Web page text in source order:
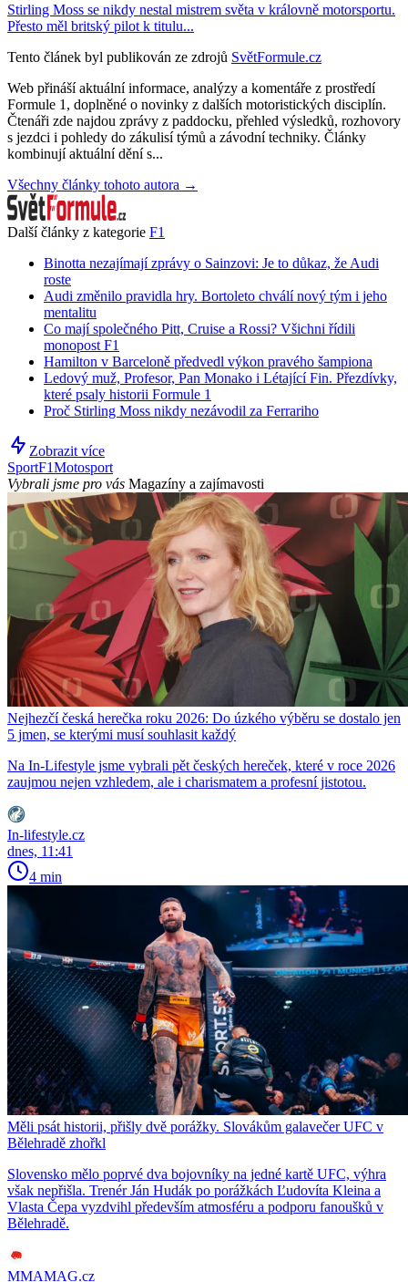
Stirling Moss se nikdy nestal mistrem světa v královně motorsportu.
Přesto měl britský pilot k titulu...
Tento článek byl publikován ze zdrojů SvětFormule.cz
Web přináší aktuální informace, analýzy a komentáře z prostředí
Formule 1, doplněné o novinky z dalších motoristických disciplín.
Čtenáři zde najdou zprávy z paddocku, přehled výsledků, rozhovory
s jezdci i pohledy do zákulisí týmů a závodní techniky. Články
kombinují aktuální dění s...
Všechny články tohoto autora →
Další články z kategorie F1
Binotta nezajímají zprávy o Sainzovi: Je to důkaz, že Audi
roste
Audi změnilo pravidla hry. Bortoleto chválí nový tým i jeho
mentalitu
Co mají společného Pitt, Cruise a Rossi? Všichni řídili
monopost F1
Hamilton v Barceloně předvedl výkon pravého šampiona
Ledový muž, Profesor, Pan Monako i Létající Fin. Přezdívky,
které psaly historii Formule 1
Proč Stirling Moss nikdy nezávodil za Ferrariho
Zobrazit více
SportF1Motosport
Vybrali jsme pro vás Magazíny a zajímavosti
Nejhezčí česká herečka roku 2026: Do úzkého výběru se dostalo jen
5 jmen, se kterými musí souhlasit každý
Na In-Lifestyle jsme vybrali pět českých hereček, které v roce 2026
zaujmou nejen vzhledem, ale i charismatem a profesní jistotou.
In-lifestyle.cz
dnes, 11:41
4 min
Měli psát historii, přišly dvě porážky. Slovákům galavečer UFC v
Bělehradě zhořkl
Slovensko mělo poprvé dva bojovníky na jedné kartě UFC, výhra
však nepřišla. Trenér Ján Hudák po porážkách Ľudovíta Kleina a
Vlasta Čepa vyzdvihl především atmosféru a podporu fanoušků v
Bělehradě.
MMAMAG.cz